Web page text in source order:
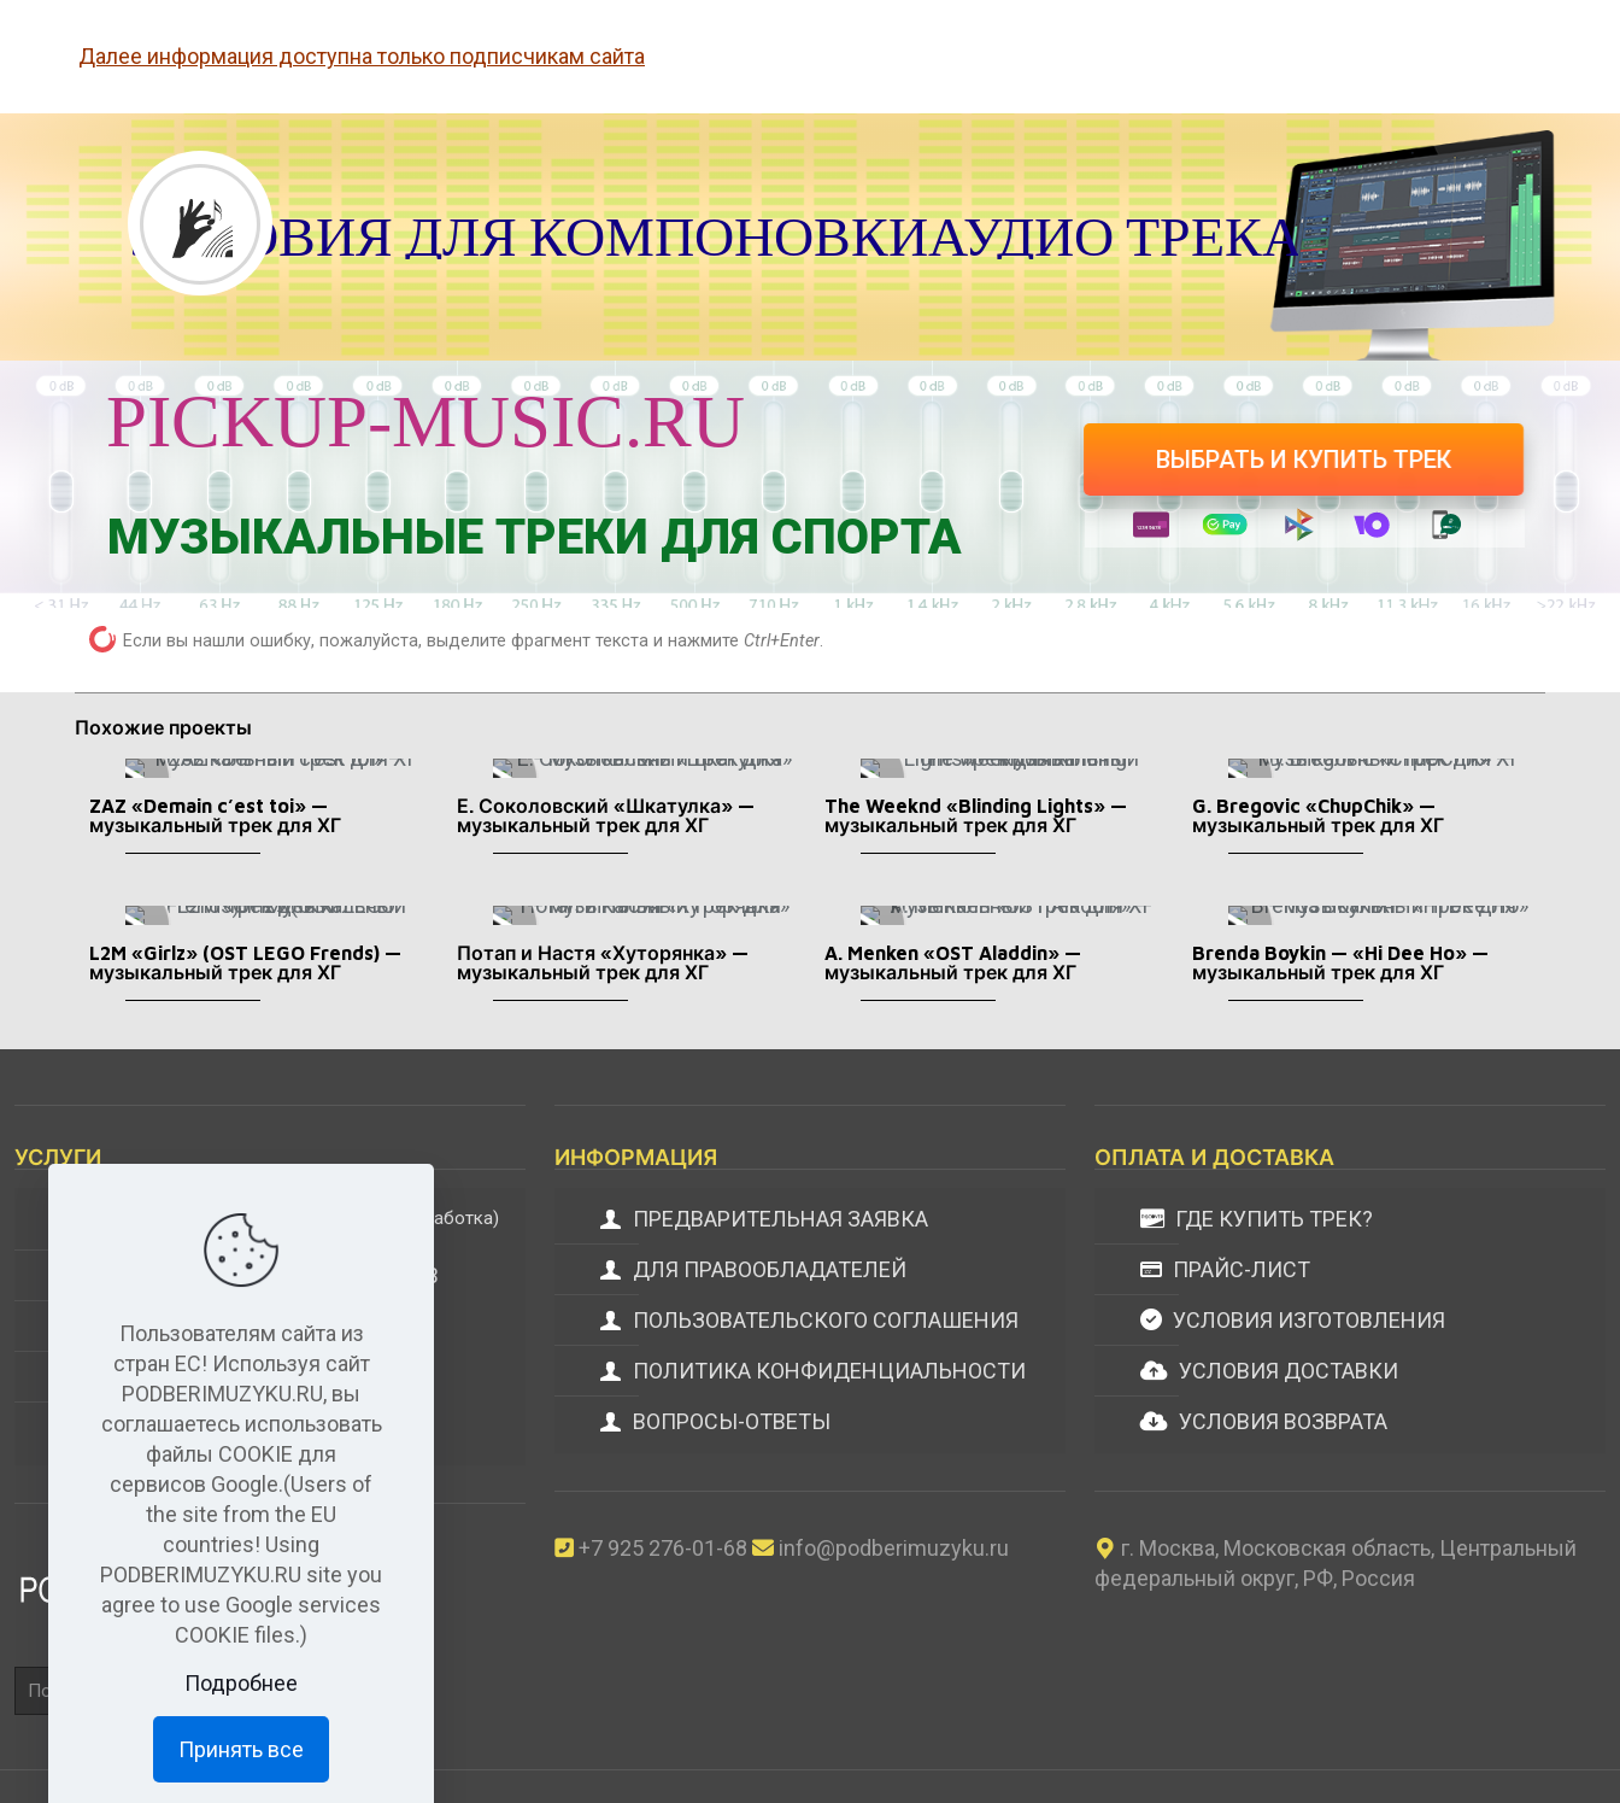
Доступ ограничен
Далее информация доступна только подписчикам сайта
УСЛОВИЯ ДЛЯ КОМПОНОВКИАУДИО ТРЕКА
PICKUP-MUSIC.RU
МУЗЫКАЛЬНЫЕ ТРЕКИ ДЛЯ СПОРТА
Д
Л ФИ УР
Н ГО
Если вы нашли ошибку, пожалуйста, выделите фрагмент текста и нажмите Ctrl+Enter.
Похожие проекты
ZAZ «Demain c’est toi» —
музыкальный трек для ХГ
Е. Соколовский «Шкатулка» —
музыкальный трек для ХГ
The Weeknd «Blinding Lights» —
музыкальный трек для ХГ
G. Bregovic «ChupChik» —
музыкальный трек для ХГ
L2M «Girlz» (OST LEGO Frends) —
музыкальный трек для ХГ
Потап и Настя «Хуторянка» —
музыкальный трек для ХГ
A. Menken «OST Aladdin» —
музыкальный трек для ХГ
Brenda Boykin — «Hi Dee Ho» —
музыкальный трек для ХГ
УСЛУГИ
ДОПОЛНИТЕЛЬНЫЕ УСЛУГИ (обработка)
АНАЛИЗ МУЗЫКАЛЬНЫХ ТРЕКОВ
ВИДЕО+АУДИО
УСЛУГИ ЗВУКОЗАПИСИ
АУДИО РЕДАКТОР(бесплатный)
Поле
поиска
ИНФОРМАЦИЯ
ПРЕДВАРИТЕЛЬНАЯ ЗАЯВКА
ДЛЯ ПРАВООБЛАДАТЕЛЕЙ
ПОЛЬЗОВАТЕЛЬСКОГО СОГЛАШЕНИЯ
ПОЛИТИКА КОНФИДЕНЦИАЛЬНОСТИ
ВОПРОСЫ-ОТВЕТЫ
+7 925 276-01-68 info@podberimuzyku.ru
ОПЛАТА И ДОСТАВКА
ГДЕ КУПИТЬ ТРЕК?
ПРАЙС-ЛИСТ
УСЛОВИЯ ИЗГОТОВЛЕНИЯ
УСЛОВИЯ ДОСТАВКИ
УСЛОВИЯ ВОЗВРАТА
г. Москва, Московская область, Центральный
федеральный округ, РФ, Россия
Пользователям сайта из
стран ЕС! Используя сайт
PODBERIMUZYKU.RU, вы
соглашаетесь использовать
файлы COOKIE для
сервисов Google.(Users of
the site from the EU
countries! Using
PODBERIMUZYKU.RU site you
agree to use Google services
COOKIE files.)
Подробнее
Принять все